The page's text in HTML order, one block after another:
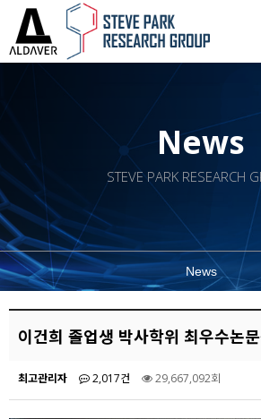
News
STEVE PARK RESEARCH
News
이건희 졸업생 박사학위 최우수논
최고관리자 2,017건 29,667,092회